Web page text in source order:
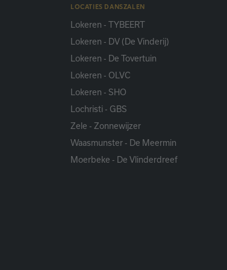
LOCATIES DANSZALEN
Lokeren - TYBEERT
Lokeren - DV (De Vinderij)
Lokeren - De Tovertuin
Lokeren - OLVC
Lokeren - SHO
Lochristi - GBS
Zele - Zonnewijzer
Waasmunster - De Meermin
Moerbeke - De Vlinderdreef